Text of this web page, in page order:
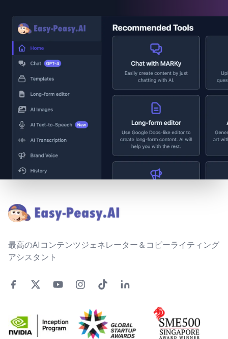
最高のAIコンテンツジェネレーター＆コピーライティング
アシスタント